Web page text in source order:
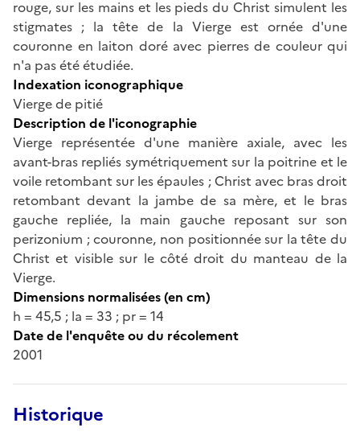
rouge, sur les mains et les pieds du Christ simulent les
stigmates ; la tête de la Vierge est ornée d'une
couronne en laiton doré avec pierres de couleur qui
n'a pas été étudiée.
Indexation iconographique
Vierge de pitié
Description de l'iconographie
Vierge représentée d'une manière axiale, avec les
avant-bras repliés symétriquement sur la poitrine et le
voile retombant sur les épaules ; Christ avec bras droit
retombant devant la jambe de sa mère, et le bras
gauche repliée, la main gauche reposant sur son
perizonium ; couronne, non positionnée sur la tête du
Christ et visible sur le côté droit du manteau de la
Vierge.
Dimensions normalisées (en cm)
h = 45,5 ; la = 33 ; pr = 14
Date de l'enquête ou du récolement
2001
Historique